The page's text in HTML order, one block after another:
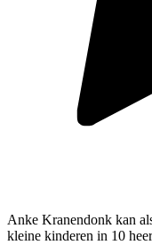
Anke Kranendonk kan
kleine kinderen in 10